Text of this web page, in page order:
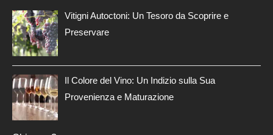
Vitigni Autoctoni: Un Tesoro da Scoprire e
Preservare
Il Colore del Vino: Un Indizio sulla Sua
Provenienza e Maturazione